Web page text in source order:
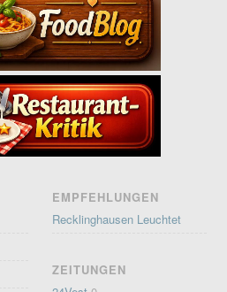
EMPFEHLUNGEN
Recklinghausen Leuchtet
ZEITUNGEN